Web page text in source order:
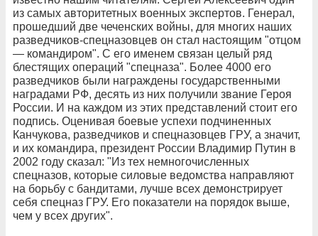
из самых авторитетных военных экспертов. Генерал,
прошедший две чеченских войны, для многих наших
разведчиков-спецназовцев он стал настоящим "отцом
— командиром". С его именем связан целый ряд
блестящих операций "спецназа". Более 4000 его
разведчиков были награждены государственными
наградами РФ, десять из них получили звание Героя
России. И на каждом из этих представлений стоит его
подпись. Оценивая боевые успехи подчиненных
Канчукова, разведчиков и спецназовцев ГРУ, а значит,
и их командира, президент России Владимир Путин в
2002 году сказал: "Из тех немногочисленных
спецназов, которые силовые ведомства направляют
на борьбу с бандитами, лучше всех демонстрирует
себя спецназ ГРУ. Его показатели на порядок выше,
чем у всех других".